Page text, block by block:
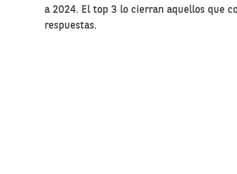
a 2024. El top 3 lo cierran aquellos que
respuestas.